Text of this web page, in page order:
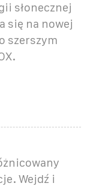
słonecznej
się na nowej
szerszym
Wejdź i